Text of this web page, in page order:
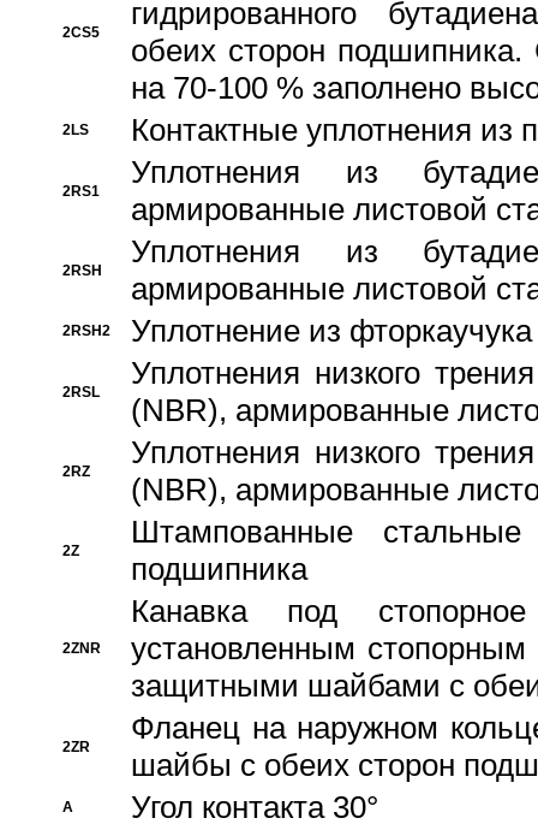
2CS5
гидрированного
обеих сторон
на 70-100 % заполнено
2LS Контактные уплотнения из
2RS1
Уплотнения из
армированные листовой
2RSH
Уплотнения из
армированные листовой
2RSH2 Уплотнение из
2RSL
Уплотнения низкого
(NBR), армированные
2RZ
Уплотнения низкого
(NBR), армированные
2Z
Штампованные
подшипника
2ZNR
Канавка под
установленным
защитными шайбами с
2ZR
Фланец на наружном
шайбы с обеих сторон
A
Угол контакта 30°